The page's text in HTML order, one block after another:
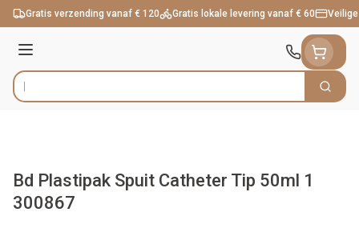
Ga naar de inhoud
Gratis verzending vanaf € 120 Gratis lokale levering vanaf € 60
Menu
Product, merk, categorie... Zoek
Bd Plastipak Spuit Catheter Tip 50ml 1
300867